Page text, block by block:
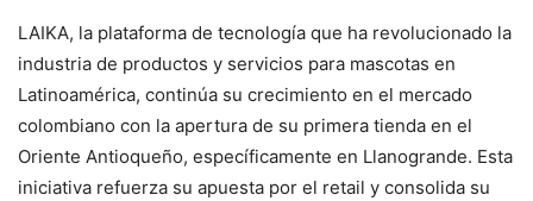
LAIKA, la plataforma de tecnología que ha revolucionado la
industria de productos y servicios para mascotas en
Latinoamérica, continúa su crecimiento en el mercado
colombiano con la apertura de su primera tienda en el
Oriente Antioqueño, específicamente en Llanogrande. Esta
iniciativa refuerza su apuesta por el retail y consolida su